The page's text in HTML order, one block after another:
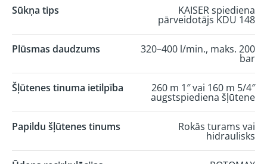
Sūkņa tips KAISER spiediena
pārveidotājs KDU 148
Plūsmas daudzums 320–400 l/min., maks. 200
bar
Šļūtenes tinuma ietilpība 260 m 1″ vai 160 m 5/4″
augstspiediena šļūtene
Papildu šļūtenes tinums Rokās turams vai
hidraulisks